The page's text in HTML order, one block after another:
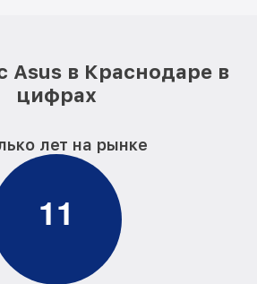
Asus в Краснодаре в
цифрах
лет на рынке
11